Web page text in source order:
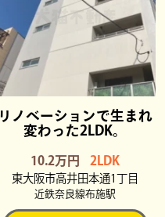
リノベーションで生まれ
変わった2LDK。
10.2万円 2LDK
東大阪市高井田本通1丁目
近鉄奈良線布施駅